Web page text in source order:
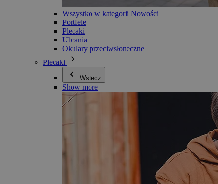
Wszystko w kategorii Nowości
Portfele
Plecaki
Ubrania
Okulary przeciwsłoneczne
Plecaki
Wstecz
Show more